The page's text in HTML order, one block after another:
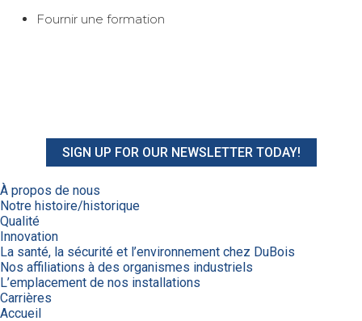
Fournir une formation
SIGN UP FOR OUR NEWSLETTER TODAY!
À propos de nous
Notre histoire/historique
Qualité
Innovation
La santé, la sécurité et l’environnement chez DuBois
Nos affiliations à des organismes industriels
L’emplacement de nos installations
Carrières
Accueil